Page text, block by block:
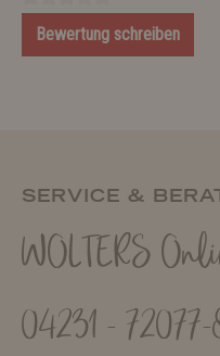
Bewertung schreiben
SERVICE &
WOLTERS
04231 - 72077-